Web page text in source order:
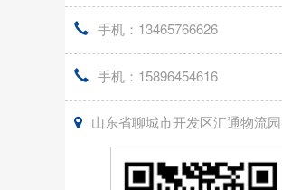
手机：13465766626
手机：15896454616
山东省聊城市开发区汇通物流